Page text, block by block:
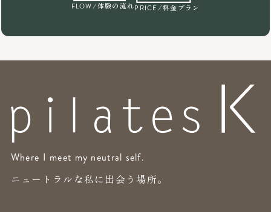
FLOW /体験の流れPRICE /料金プラン
Where I meet my neutral self.
ニュートラルな私に出会う場所。